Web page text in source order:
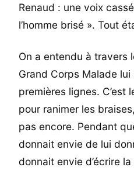
Renaud : une voix
l’homme brisé ». Tout
On a entendu à travers
Grand Corps Malade
premières lignes. C’est
pour ranimer les
pas encore. Pendant
donnait envie de lui
donnait envie d’écrire